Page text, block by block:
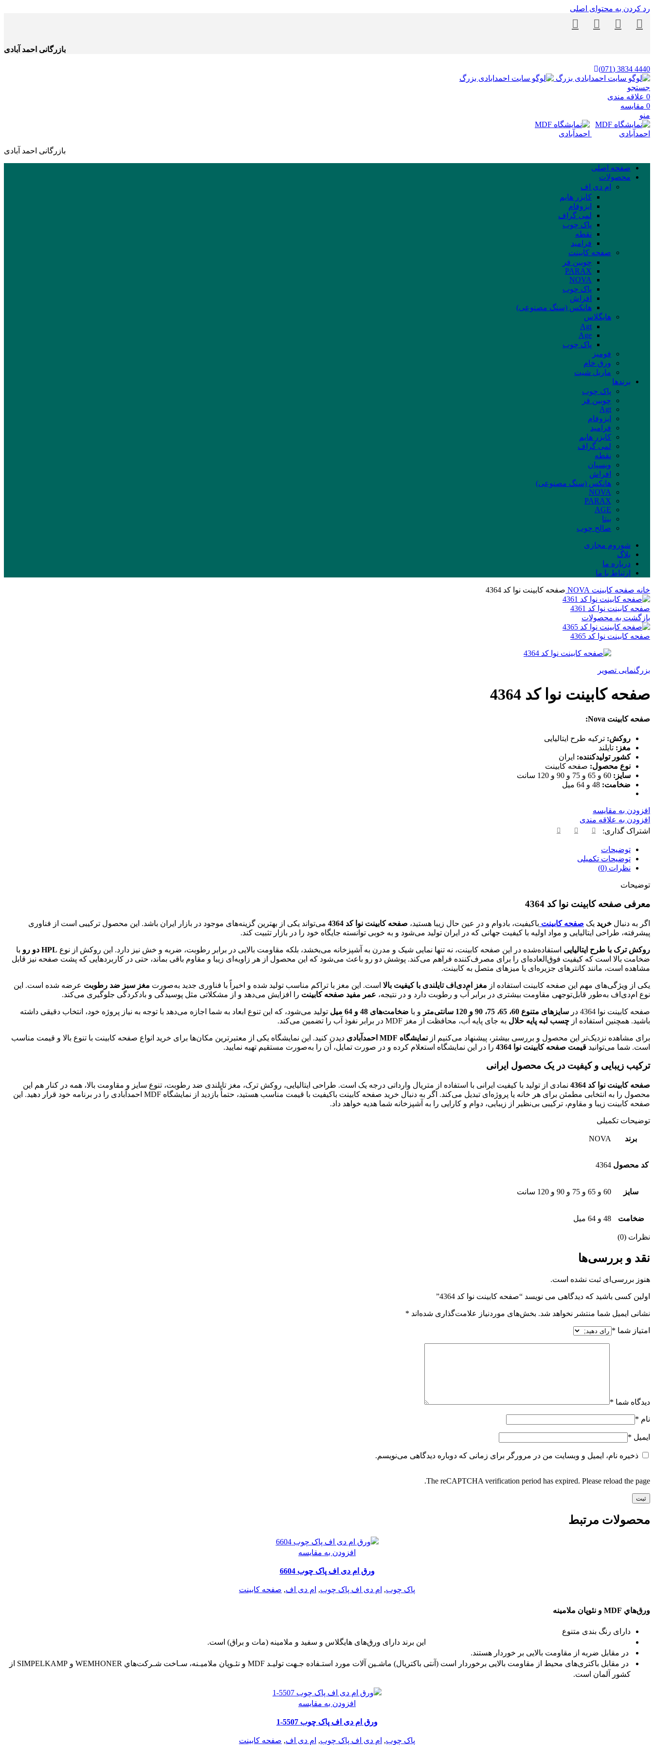
رد کردن به محتوای اصلی
بازرگانی احمد آبادی
4440 3834 (071)
جستجو
0 علاقه مندی
0 مقایسه
منو
بازرگانی احمد آبادی
صفحه اصلی
محصولات
ام دی اف
کایزر هایم
ایزوفام
لمی گراف
پاک چوب
نقطه
فرامید
صفحه کابینت
چوبین فر
PARAX
NOVA
پاک چوب
افراش
هانکس (سنگ مصنوعی)
هایگلاس
Agt
Age
پاک چوب
فومیز
ورق خام
ماربل شیت
برند‌ها
پاک چوب
چوبین فر
Agt
ایزوفام
فرامید
کایزر هایم
لمی گراف
نقطه
ویسپان
افراش
هانکس (سنگ مصنوعی)
NOVA
PARAX
AGE
بیتا
صالح چوب
شوروم مجازی
بلاگ
درباره ما
ارتباط با ما
خانه صفحه کابینت NOVA صفحه کابینت نوا کد 4364
صفحه کابینت نوا کد 4361
بازگشت به محصولات
صفحه کابینت نوا کد 4365
بزرگنمایی تصویر
صفحه کابینت نوا کد 4364
صفحه کابینت Nova:
روکش: ترکیه طرح ایتالیایی
مغز: تایلند
کشور تولیدکننده: ایران
نوع محصول: صفحه کابینت
سایز: 60 و 65 و 75 و 90 و 120 سانت
ضخامت: 48 و 64 میل
افزودن به مقایسه
افزودن به علاقه مندی
اشتراک گذاری:
توضیحات
توضیحات تکمیلی
نظرات (0)
توضیحات
معرفی صفحه کابینت نوا کد 4364
اگر به دنبال خرید یک صفحه کابینت باکیفیت، بادوام و در عین حال زیبا هستید، صفحه کابینت نوا کد 4364
می‌تواند یکی از بهترین گزینه‌های موجود در بازار ایران باشد. این محصول ترکیبی است از فناوری
پیشرفته، طراحی ایتالیایی و مواد اولیه با کیفیت جهانی که در ایران تولید می‌شود و به خوبی توانسته جایگاه خود را در بازار تثبیت کند.
روکش ترک با طرح ایتالیایی استفاده‌شده در این صفحه کابینت، نه تنها نمایی شیک و مدرن به آشپزخانه می‌بخشد، بلکه مقاومت بالایی در برابر رطوبت، ضربه و خش نیز دارد. این روکش از نوع HPL دو رو
با
ضخامت بالا است که کیفیت فوق‌العاده‌ای را برای مصرف‌کننده فراهم می‌کند. پوشش دو رو باعث می‌شود که این محصول از هر زاویه‌ای زیبا و مقاوم باقی بماند، حتی در کاربردهایی که پشت صفحه نیز قابل
مشاهده است، مانند کانترهای جزیره‌ای یا میزهای متصل به کابینت.
یکی از ویژگی‌های مهم این صفحه کابینت استفاده از مغز ام‌دی‌اف تایلندی با کیفیت بالا است. این مغز با تراکم مناسب تولید شده و اخیراً با فناوری جدید به‌صورت مغز سبز ضد رطوبت عرضه شده است. این
نوع ام‌دی‌اف به‌طور قابل‌توجهی مقاومت بیشتری در برابر آب و رطوبت دارد و در نتیجه، عمر مفید صفحه کابینت را افزایش می‌دهد و از مشکلاتی مثل پوسیدگی و بادکردگی جلوگیری می‌کند.
صفحه کابینت نوا 4364 در سایزهای متنوع 60، 65، 75، 90 و 120 سانتی‌متر و با ضخامت‌های 48 و 64 میل
تولید می‌شود، که این تنوع ابعاد به شما اجازه می‌دهد با توجه به نیاز پروژه خود، انتخاب دقیقی داشته
باشید. همچنین استفاده از چسب لبه پایه حلال به جای پایه آب، محافظت از مغز MDF در برابر نفوذ آب را تضمین می‌کند.
برای مشاهده نزدیک‌تر این محصول و بررسی بیشتر، پیشنهاد می‌کنیم از نمایشگاه MDF احمدآبادی
دیدن کنید. این نمایشگاه یکی از معتبرترین مکان‌ها برای خرید انواع صفحه کابینت با تنوع بالا و قیمت مناسب
است. شما می‌توانید قیمت صفحه کابینت نوا 4364 را در این نمایشگاه استعلام کرده و در صورت تمایل، آن را به‌صورت مستقیم تهیه نمایید.
ترکیب زیبایی و کیفیت در یک محصول ایرانی
صفحه کابینت نوا کد 4364
نمادی از تولید با کیفیت ایرانی با استفاده از متریال وارداتی درجه یک است. طراحی ایتالیایی، روکش ترک، مغز تایلندی ضد رطوبت، تنوع سایز و مقاومت بالا، همه در کنار هم این
محصول را به انتخابی مطمئن برای هر خانه یا پروژه‌ای تبدیل می‌کند. اگر به دنبال خرید صفحه کابینت باکیفیت با قیمت مناسب هستید، حتماً بازدید از نمایشگاه MDF احمدآبادی را در برنامه خود قرار دهید. این
صفحه کابینت زیبا و مقاوم، ترکیبی بی‌نظیر از زیبایی، دوام و کارایی را به آشپزخانه شما هدیه خواهد داد.
توضیحات تکمیلی
برند NOVA
کد محصول 4364
سایز 60 و 65 و 75 و 90 و 120 سانت
ضخامت 48 و 64 میل
نظرات (0)
نقد و بررسی‌ها
هنوز بررسی‌ای ثبت نشده است.
اولین کسی باشید که دیدگاهی می نویسد “صفحه کابینت نوا کد 4364”
نشانی ایمیل شما منتشر نخواهد شد. بخش‌های موردنیاز علامت‌گذاری شده‌اند *
امتیاز شما *
دیدگاه شما *
نام *
ایمیل *
ذخیره نام، ایمیل و وبسایت من در مرورگر برای زمانی که دوباره دیدگاهی می‌نویسم.
The reCAPTCHA verification period has expired. Please reload the page.
محصولات مرتبط
افزودن به مقایسه
ورق ام دی اف پاک چوب 6604
پاک چوب, ام دی اف پاک چوب, ام دی اف, صفحه کابینت
ورق‌هاي MDF و نئوپان ملامينه
دارای رنگ بندی متنوع
این برند دارای ورق‌های هایگلاس و سفید و ملامینه (مات و براق) است.
در مقابل ضربه از مقاومت بالایی بر خوردار هستند.
در مقابل باکتری‌های محیط از مقاومت بالایی برخوردار است (آنتی باکتریال) ماشـين آلات مورد استـفاده جـهت توليـد MDF و نئـوپان ملاميـنه، سـاخت شـرکت‌هاي WEMHONER و SIMPELKAMP از
کشور آلمان است.
افزودن به مقایسه
ورق ام دی اف پاک چوب 5507-1
پاک چوب, ام دی اف پاک چوب, ام دی اف, صفحه کابینت